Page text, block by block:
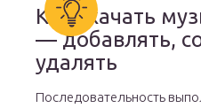
Как скачать
— добавлять,
удалять
Последовательность